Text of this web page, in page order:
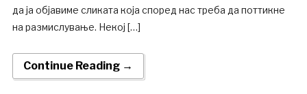
да ја објавиме сликата која според нас треба да поттикне
на размислување. Некој […]
Continue Reading →